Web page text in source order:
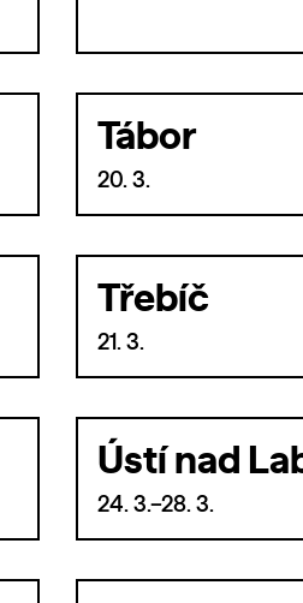
Tábor
20. 3.
Třebíč
21. 3.
Ústí nad
24. 3.–28. 3.